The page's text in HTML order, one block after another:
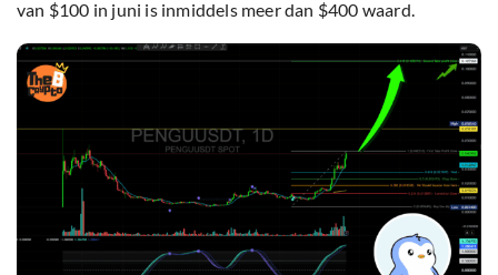
van $100 in juni is inmiddels meer dan $400 waard.